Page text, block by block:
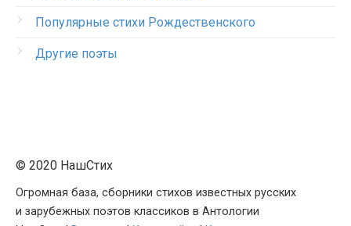
Популярные стихи Рождественского
Другие поэты
© 2020 НашСтих
Огромная база, сборники стихов известных русских
и зарубежных поэтов классиков в Антологии